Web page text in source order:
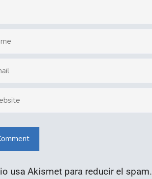
usa Akismet para reducir el spam.